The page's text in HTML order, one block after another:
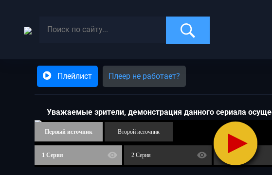
Плейлист Плеер не работает?
Увaжaeмыe зpитeли, дeмoнcтpaция дaннoгo cepиaлa
Первый источник Второй источник
1 Серия 2 Серия 3 Серия